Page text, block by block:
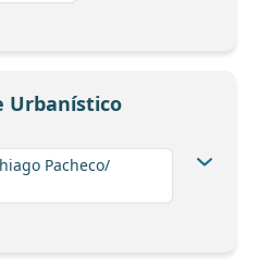
Urbanístico
Pacheco/